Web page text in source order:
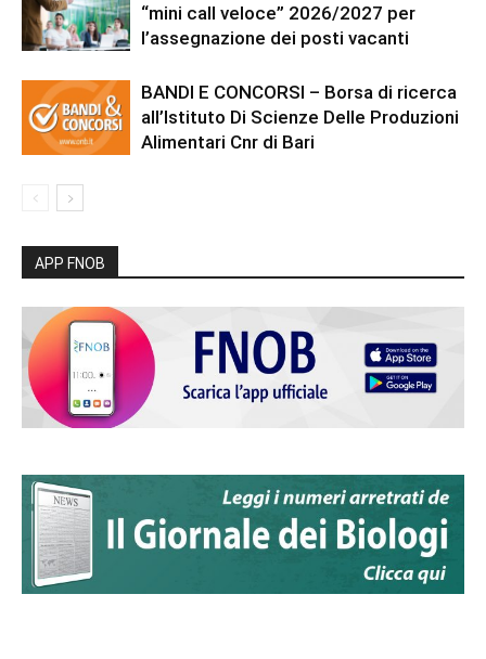
“mini call veloce” 2026/2027 per
l’assegnazione dei posti vacanti
BANDI E CONCORSI – Borsa di ricerca
all’Istituto Di Scienze Delle Produzioni
Alimentari Cnr di Bari
APP FNOB